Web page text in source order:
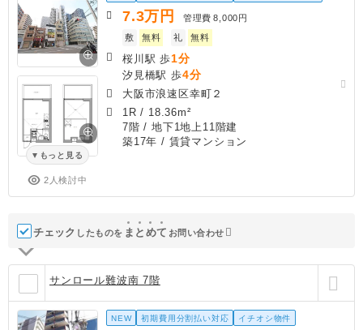
もっと見る
2人検討中
7.3万円 管理費 8,000円
敷
無料 礼 無料
桜川駅 歩1分
汐見橋駅 歩4分
大阪市浪速区幸町２
1R / 18.36m²
7階 / 地下1地上11階建
築17年 / 賃貸マンション
チェック したものを ま と めて お問い合わせ
サンロール難波南 7階
NEW 初期費用分割払い対応 イチオシ物件